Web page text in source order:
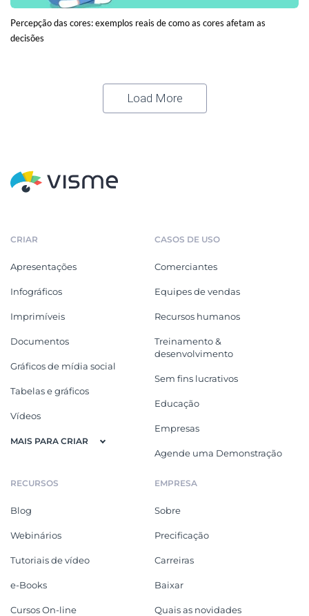
Percepção das cores: exemplos reais de como as cores afetam as
decisões
Load More
CRIAR
Apresentações
Infográficos
Imprimíveis
Documentos
Gráficos de mídia social
Tabelas e gráficos
Vídeos
MAIS PARA CRIAR
CASOS DE USO
Comerciantes
Equipes de vendas
Recursos humanos
Treinamento &
desenvolvimento
Sem fins lucrativos
Educação
Empresas
Agende uma Demonstração
RECURSOS
Blog
Webinários
Tutoriais de vídeo
e-Books
Cursos On-line
EMPRESA
Sobre
Precificação
Carreiras
Baixar
Quais as novidades